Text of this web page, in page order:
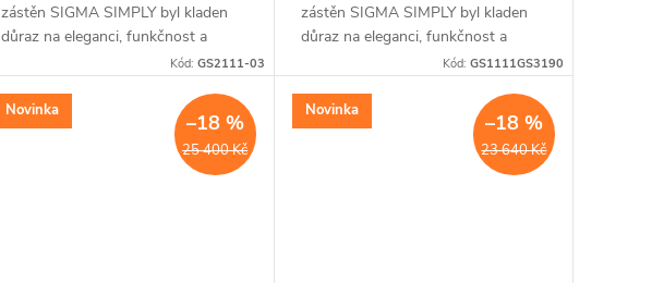
zástěn SIGMA SIMPLY byl kladen
důraz na eleganci, funkčnost a
zejména snadnou a rychlou
hliníku zachovávají...
Kód: GS2111-03
zástěn SIGMA SIMPLY byl kladen
důraz na eleganci, funkčnost a
zejména snadnou a rychlou
hliníku zachovávají...
Kód: GS1111GS3190
Novinka
25 400 Kč
–18 % Novinka
23 640 Kč
–18 %